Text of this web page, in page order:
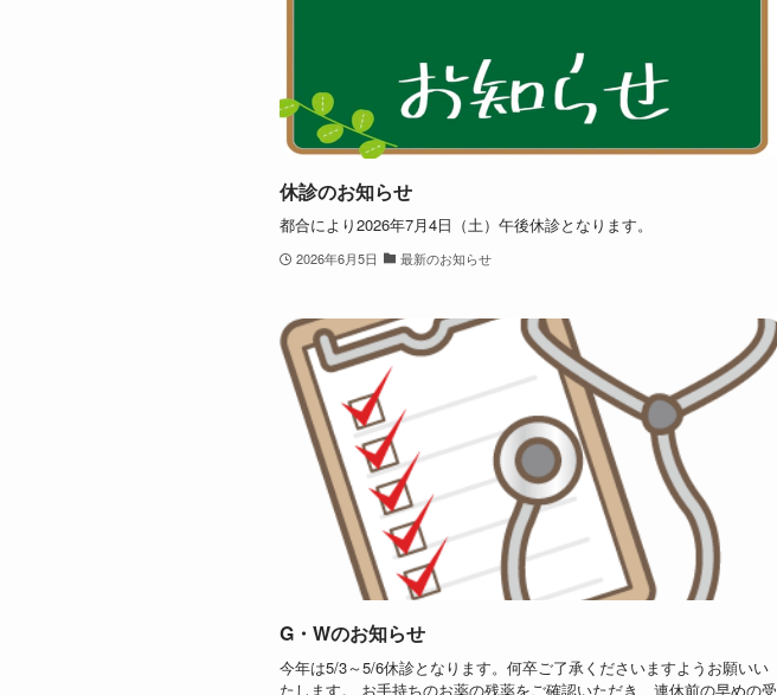
休診のお知らせ
都合により2026年7月4日（土）午後休診となります。
2026年6月5日 最新のお知らせ
G・Wのお知らせ
今年は5/3～5/6休診となります。何卒ご了承くださいますようお願いい
たします。 お手持ちのお薬の残薬をご確認いただき、連休前の早めの受